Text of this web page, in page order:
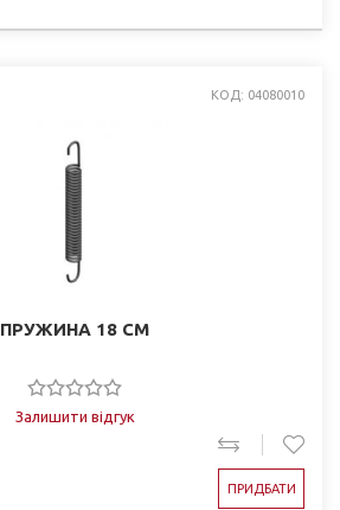
КОД: 04080010
ПРУЖИНА 18 СМ
Залишити відгук
ПРИДБАТИ